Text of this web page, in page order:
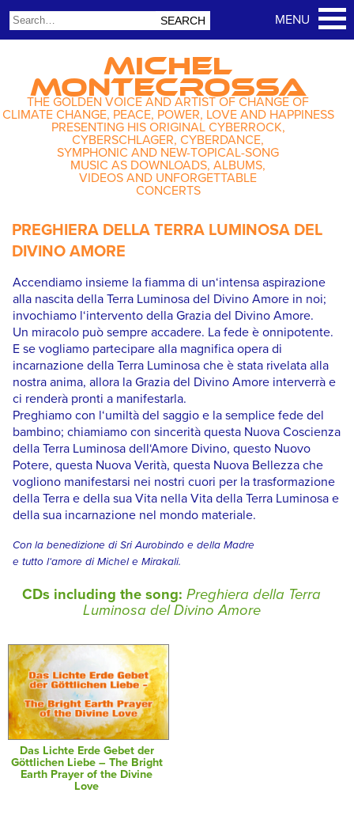
MICHEL
MONTECROSSA
THE GOLDEN VOICE AND ARTIST OF CHANGE OF
CLIMATE CHANGE, PEACE, POWER, LOVE AND HAPPINESS
PRESENTING HIS ORIGINAL CYBERROCK,
CYBERSCHLAGER, CYBERDANCE,
SYMPHONIC AND NEW-TOPICAL-SONG
MUSIC AS DOWNLOADS, ALBUMS,
VIDEOS AND UNFORGETTABLE
CONCERTS
PREGHIERA DELLA TERRA LUMINOSA DEL
DIVINO AMORE
Accendiamo insieme la fiamma di un‘intensa aspirazione
alla nascita della Terra Luminosa del Divino Amore in noi;
invochiamo l‘intervento della Grazia del Divino Amore.
Un miracolo può sempre accadere. La fede è onnipotente.
E se vogliamo partecipare alla magnifica opera di
incarnazione della Terra Luminosa che è stata rivelata alla
nostra anima, allora la Grazia del Divino Amore interverrà e
ci renderà pronti a manifestarla.
Preghiamo con l‘umiltà del saggio e la semplice fede del
bambino; chiamiamo con sincerità questa Nuova Coscienza
della Terra Luminosa dell‘Amore Divino, questo Nuovo
Potere, questa Nuova Verità, questa Nuova Bellezza che
vogliono manifestarsi nei nostri cuori per la trasformazione
della Terra e della sua Vita nella Vita della Terra Luminosa e
della sua incarnazione nel mondo materiale.
Con la benedizione di Sri Aurobindo e della Madre
e tutto l‘amore di Michel e Mirakali.
CDs including the song:Preghiera della Terra
Luminosa del Divino Amore
Das Lichte Erde Gebet der
Göttlichen Liebe – The Bright
Earth Prayer of the Divine
Love